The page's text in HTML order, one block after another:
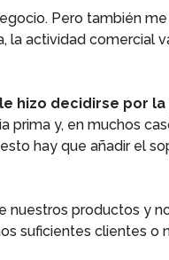
Pero también
la actividad comercial
hizo decidirse por
y, en muchos
hay que añadir el
nuestros productos y
suficientes clientes o